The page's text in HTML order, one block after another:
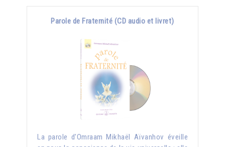
Parole de Fraternité (CD audio et livret)
La parole d'Omraam Mikhaël Aïvanhov éveille